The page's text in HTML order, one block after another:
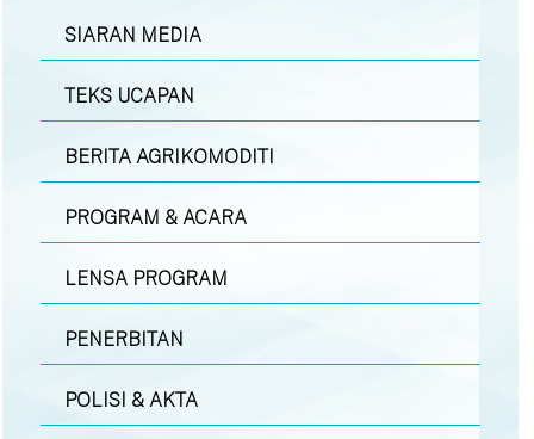
SIARAN MEDIA
TEKS UCAPAN
BERITA AGRIKOMODITI
PROGRAM & ACARA
LENSA PROGRAM
PENERBITAN
POLISI & AKTA